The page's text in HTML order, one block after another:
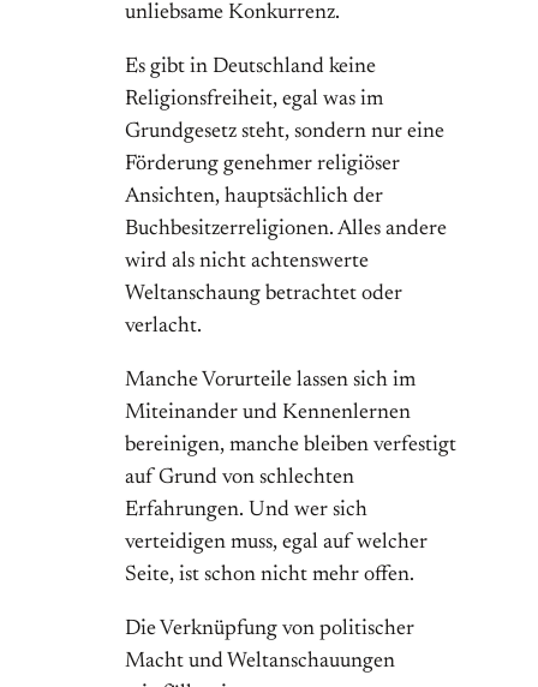
unliebsame Konkurrenz.
Es gibt in Deutschland keine
Religionsfreiheit, egal was im
Grundgesetz steht, sondern nur eine
Förderung genehmer religiöser
Ansichten, hauptsächlich der
Buchbesitzerreligionen. Alles andere
wird als nicht achtenswerte
Weltanschaung betrachtet oder
verlacht.
Manche Vorurteile lassen sich im
Miteinander und Kennenlernen
bereinigen, manche bleiben verfestigt
auf Grund von schlechten
Erfahrungen. Und wer sich
verteidigen muss, egal auf welcher
Seite, ist schon nicht mehr offen.
Die Verknüpfung von politischer
Macht und Weltanschauungen